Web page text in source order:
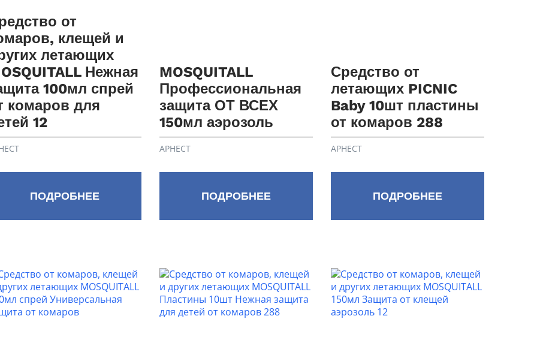
от
клещей и
летающих
Нежная
100мл спрей
комаров для
12
ПОДРОБНЕЕ
MOSQUITALL
Профессиональная
защита ОТ ВСЕХ
150мл аэрозоль
АРНЕСТ
ПОДРОБНЕЕ
Средство от
летающих PICNIC
Baby 10шт пластины
от комаров 288
АРНЕСТ
ПОДРОБНЕЕ